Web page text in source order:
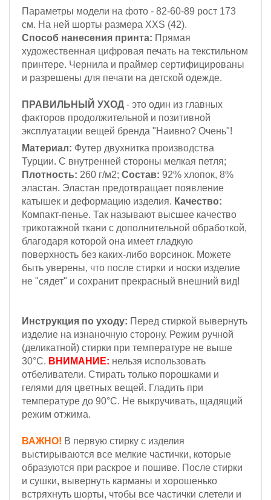
Параметры модели на фото - 82-60-89 рост 173
см. На ней шорты размера XXS (42).
Способ нанесения принта: Прямая
художественная цифровая печать на текстильном
принтере. Чернила и праймер сертифицированы
и разрешены для печати на детской одежде.
ПРАВИЛЬНЫЙ УХОД - это один из главных
факторов продолжительной и позитивной
эксплуатации вещей бренда "Наивно? Очень"!
Материал: Футер двухнитка производства
Турции. С внутренней стороны мелкая петля;
Плотность: 260 г/м2; Состав: 92% хлопок, 8%
эластан. Эластан предотвращает появление
катышек и деформацию изделия. Качество:
Компакт-пенье. Так называют высшее качество
трикотажной ткани с дополнительной обработкой,
благодаря которой она имеет гладкую
поверхность без каких-либо ворсинок. Можете
быть уверены, что после стирки и носки изделие
не "сядет" и сохранит прекрасный внешний вид!
Инструкция по уходу: Перед стиркой вывернуть
изделие на изнаночную сторону. Режим ручной
(деликатной) стирки при температуре не выше
30°С. ВНИМАНИЕ: нельзя использовать
отбеливатели. Стирать только порошками и
гелями для цветных вещей. Гладить при
температуре до 90°С. Не выкручивать, щадящий
режим отжима.
ВАЖНО! В первую стирку с изделия
выстирываются все мелкие частички, которые
образуются при раскрое и пошиве. После стирки
и сушки, вывернуть карманы и хорошенько
встряхнуть шорты, чтобы все частички слетели и